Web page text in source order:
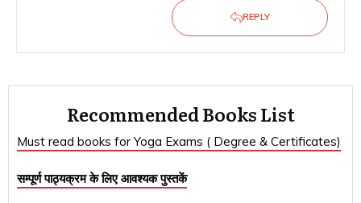
REPLY
Recommended Books List
Must read books for Yoga Exams ( Degree & Certificates)
सम्पूर्ण पाठ्यक्रम के लिए आवश्यक पुस्तकें